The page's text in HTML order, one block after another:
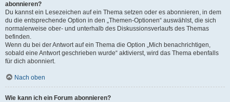
abonnieren?
Du kannst ein Lesezeichen auf ein Thema setzen oder es abonnieren, in dem
du die entsprechende Option in den „Themen-Optionen“ auswählst, die sich
normalerweise ober- und unterhalb des Diskussionsverlaufs des Themas
befinden.
Wenn du bei der Antwort auf ein Thema die Option „Mich benachrichtigen,
sobald eine Antwort geschrieben wurde“ aktivierst, wird das Thema ebenfalls
für dich abonniert.
Nach oben
Wie kann ich ein Forum abonnieren?